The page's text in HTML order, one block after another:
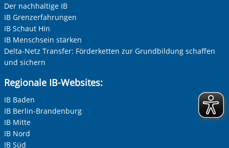
Der nachhaltige IB
IB Grenzerfahrungen
IB Schaut Hin
IB Menschsein stärken
Delta-Netz Transfer: Förderketten zur Grundbildung schaffen
und sichern
Regionale IB-Websites:
IB Baden
IB Berlin-Brandenburg
IB Mitte
IB Nord
IB Süd